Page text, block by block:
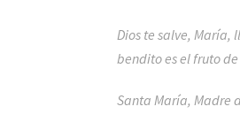
Dios te salve, María,
bendito es el fruto
Santa María, Madre